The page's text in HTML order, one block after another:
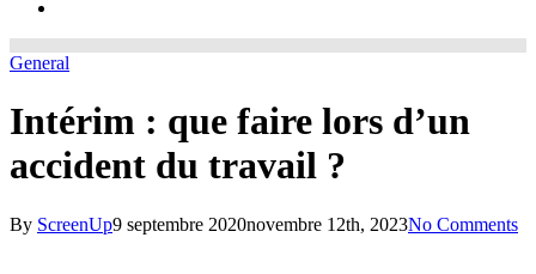
General
Intérim : que faire lors d’un
accident du travail ?
By ScreenUp9 septembre 2020novembre 12th, 2023No Comments